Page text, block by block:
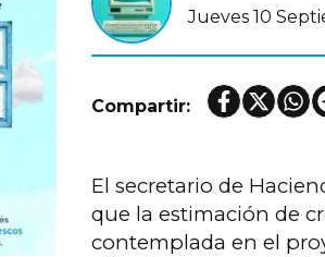
Jueves 10
Compartir:
El secretario de
que la estimación de
contemplada en el